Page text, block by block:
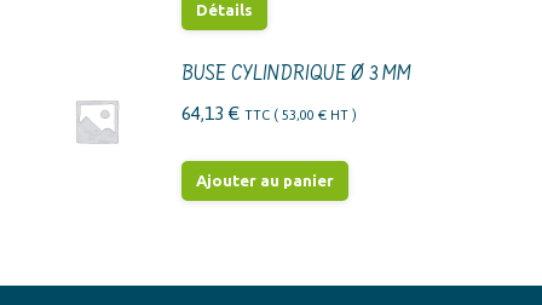
Détails
BUSE CYLINDRIQUE Ø 3 MM
64,13 € TTC ( 53,00 € HT )
Ajouter au panier